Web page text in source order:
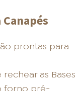
prontas para
as Bases